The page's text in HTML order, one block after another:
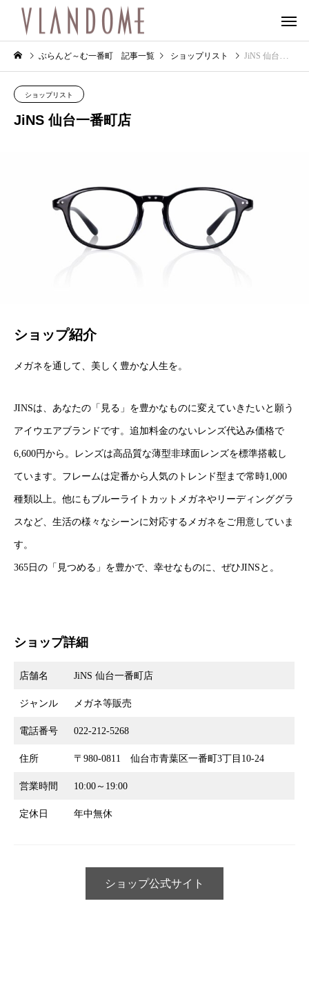
ぶらんど～む一番町 記事一覧 ショップリスト JiNS 仙台一番町店
ショップリスト
JiNS 仙台一番町店
ショップ紹介
メガネを通して、美しく豊かな人生を。
JINSは、あなたの「見る」を豊かなものに変えていきたいと願う
アイウエアブランドです。追加料金のないレンズ代込み価格で
6,600円から。レンズは高品質な薄型非球面レンズを標準搭載し
ています。フレームは定番から人気のトレンド型まで常時1,000
種類以上。他にもブルーライトカットメガネやリーディンググラ
スなど、生活の様々なシーンに対応するメガネをご用意していま
す。
365日の「見つめる」を豊かで、幸せなものに、ぜひJINSと。
ショップ詳細
店舗名 JiNS 仙台一番町店
ジャンル メガネ等販売
電話番号 022-212-5268
住所 〒980-0811 仙台市青葉区一番町3丁目10-24
営業時間 10:00～19:00
定休日 年中無休
ショップ公式サイト